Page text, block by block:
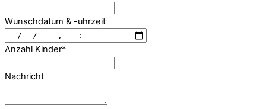
Wunschdatum & -uhrzeit
Anzahl Kinder*
Nachricht